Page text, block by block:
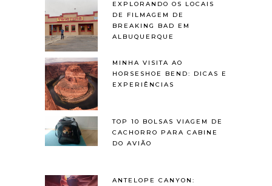
EXPLORANDO OS LOCAIS
DE FILMAGEM DE
BREAKING BAD EM
ALBUQUERQUE
MINHA VISITA AO
HORSESHOE BEND: DICAS E
EXPERIÊNCIAS
TOP 10 BOLSAS VIAGEM DE
CACHORRO PARA CABINE
DO AVIÃO
ANTELOPE CANYON: